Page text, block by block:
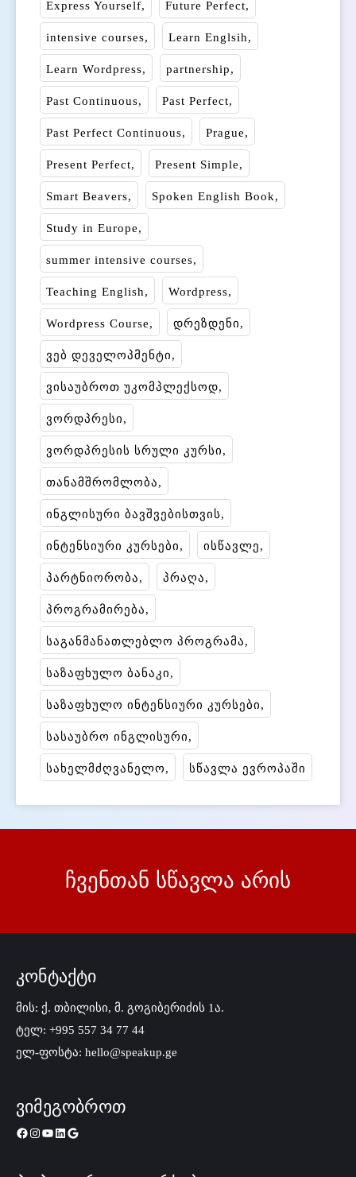
Express Yourself Future Perfect
intensive courses Learn Englsih
Learn Wordpress partnership
Past Continuous Past Perfect
Past Perfect Continuous Prague
Present Perfect Present Simple
Smart Beavers Spoken English Book
Study in Europe
summer intensive courses
Teaching English Wordpress
Wordpress Course დრეზდენი
ვებ დეველოპმენტი
ვისაუბროთ უკომპლექსოდ
ვორდპრესი
ვორდპრესის სრული კურსი
თანამშრომლობა
ინგლისური ბავშვებისთვის
ინტენსიური კურსები ისწავლე
პარტნიორობა პრაღა
პროგრამირება
საგანმანათლებლო პროგრამა
საზაფხულო ბანაკი
საზაფხულო ინტენსიური კურსები
სასაუბრო ინგლისური
სახელმძღვანელო სწავლა ევროპაში
ჩვენთან სწავლა არის
კონტაქტი
მის: ქ. თბილისი, მ. გოგიბერიძის 1ა.
ტელ: +995 557 34 77 44
ელ-ფოსტა: hello@speakup.ge
ვიმეგობროთ